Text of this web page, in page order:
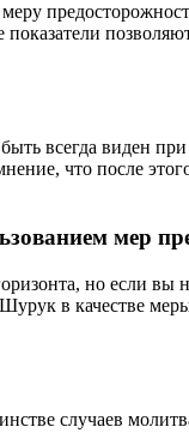
всегда виден
что после
мер
но если
в качестве
случаев